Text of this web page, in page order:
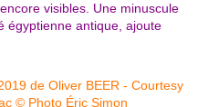
visibles. Une minuscule
égyptienne antique, ajoute